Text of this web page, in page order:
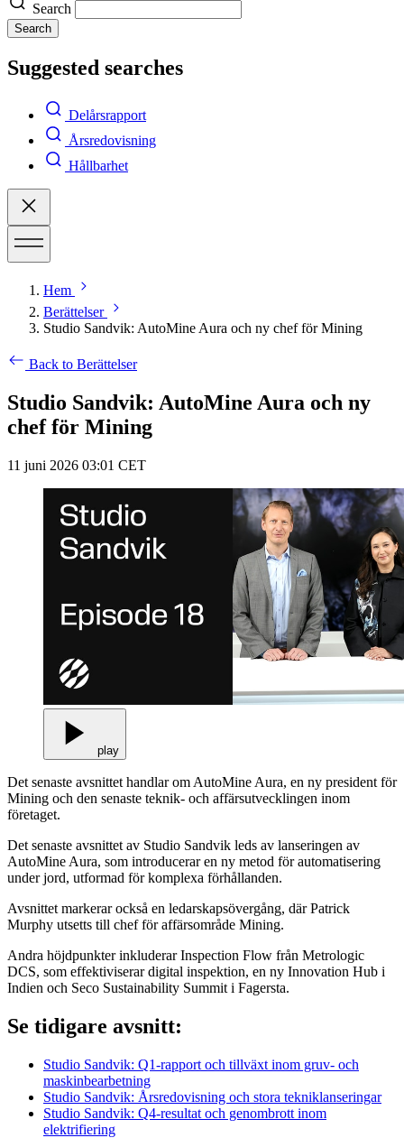
Search
Search
Suggested searches
Delårsrapport
Årsredovisning
Hållbarhet
Hem
Berättelser
Studio Sandvik: AutoMine Aura och ny chef för Mining
Back to Berättelser
Studio Sandvik: AutoMine Aura och ny
chef för Mining
11 juni 2026 03:01 CET
play
Det senaste avsnittet handlar om AutoMine Aura, en ny president för
Mining och den senaste teknik- och affärsutvecklingen inom
företaget.
Det senaste avsnittet av Studio Sandvik leds av lanseringen av
AutoMine Aura, som introducerar en ny metod för automatisering
under jord, utformad för komplexa förhållanden.
Avsnittet markerar också en ledarskapsövergång, där Patrick
Murphy utsetts till chef för affärsområde Mining.
Andra höjdpunkter inkluderar Inspection Flow från Metrologic
DCS, som effektiviserar digital inspektion, en ny Innovation Hub i
Indien och Seco Sustainability Summit i Fagersta.
Se tidigare avsnitt:
Studio Sandvik: Q1-rapport och tillväxt inom gruv- och
maskinbearbetning
Studio Sandvik: Årsredovisning och stora tekniklanseringar
Studio Sandvik: Q4-resultat och genombrott inom
elektrifiering